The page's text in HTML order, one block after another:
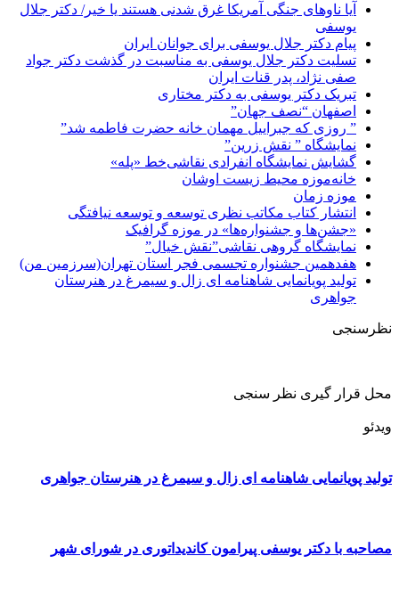
آیا ناوهای جنگی آمریکا غرق شدنی هستند یا خیر/ دکتر جلال
یوسفی
پیام دکتر جلال یوسفی برای جوانان ایران
تسلیت دکتر جلال یوسفی به مناسبت در گذشت دکتر جواد
صفی نژاد، پدر قنات ایران
تبریک دکتر یوسفی به دکتر مختاری
اصفهان “نصف جهان”
” روزی که جبراییل مهمان خانه حضرت فاطمه شد”
نمایشگاه ” نقش زرین”
گشایش نمایشگاه انفرادی نقاشی‌خط «پله»
خانه‌موزه محیط‌ زیست اوشان
موزه زمان
انتشار کتاب مکاتب نظری توسعه و توسعه نیافتگی
«جشن‌ها و جشنواره‌ها» در موزه گرافیک
نمایشگاه گروهی نقاشی”نقش خیال”
هفدهمین جشنواره تجسمی فجر استان تهران(سرزمین من)
تولید پویانمایی شاهنامه ای زال و سیمرغ در هنرستان
جواهری
نظرسنجی
محل قرار گیری نظر سنجی
ویدئو
تولید پویانمایی شاهنامه ای زال و سیمرغ در هنرستان جواهری
مصاحبه با دکتر یوسفی پیرامون کاندیداتوری در شورای شهر